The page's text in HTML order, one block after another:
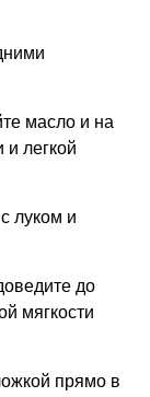
масло и на
и легкой
луком и
до
мягкости
прямо в